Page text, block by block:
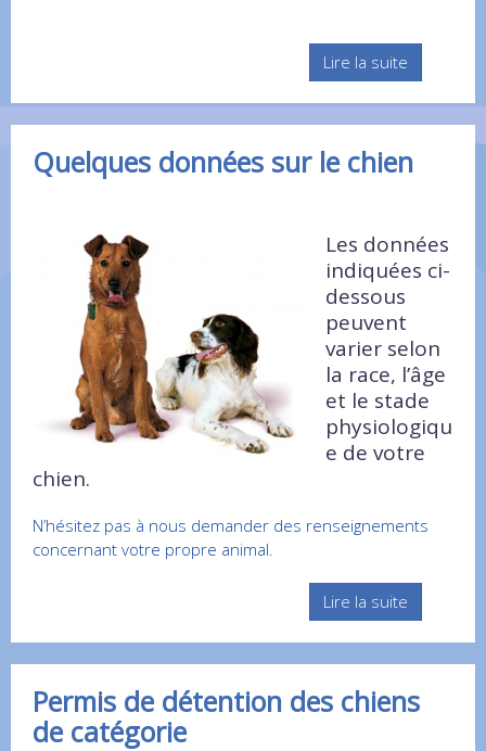
Lire la suite
Quelques données sur le chien
Les données
indiquées ci-
dessous
peuvent
varier selon
la race, l’âge
et le stade
physiologiqu
e de votre
chien.
N’hésitez pas à nous demander des renseignements
concernant votre propre animal.
Lire la suite
Permis de détention des chiens
de catégorie